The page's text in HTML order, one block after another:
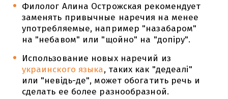
Филолог Алина Острожская рекомендует
заменять привычные наречия на менее
употребляемые, например "назабаром"
на "небавом" или "щойно" на "допіру".
Использование новых наречий из
украинского языка, таких как "дедеалі"
или "невідь-де", может обогатить речь и
сделать ее более разнообразной.